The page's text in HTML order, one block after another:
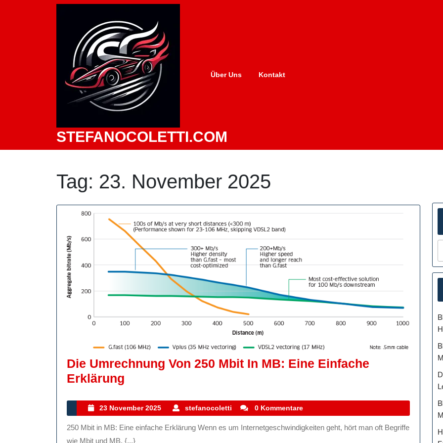
STEFANOCOLETTI.COM
Über Uns Kontakt
Tag: 23. November 2025
Die Umrechnung Von 250 Mbit In MB: Eine Einfache
Erklärung
Von
250
Mbit
23 November 2025
23
November
2025
stefanocoletti stefanocoletti
0 Kommentare
250 Mbit in MB: Eine einfache Erklärung Wenn es um Internetgeschwindigkeiten geht, hört man oft Begriffe
wie Mbit und MB. {...}